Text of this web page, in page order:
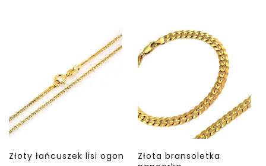
Złoty łańcuszek lisi ogon
Złota bransoletka